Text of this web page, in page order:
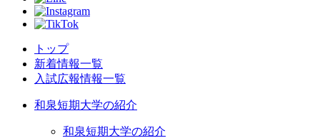
トップ
新着情報一覧
入試広報情報一覧
和泉短期大学の紹介
和泉短期大学の紹介